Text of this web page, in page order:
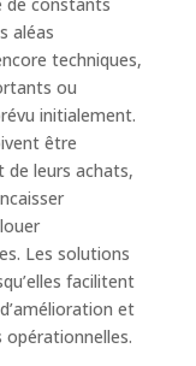
aléas
techniques,
ou
initialement.
être
de leurs achats,
Les solutions
facilitent
et
opérationnelles.